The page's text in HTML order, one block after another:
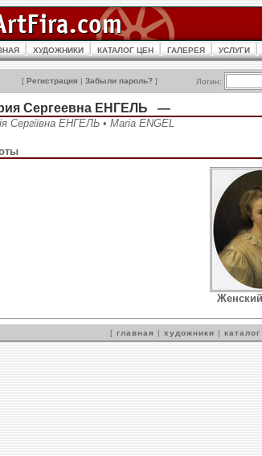
ХУДОЖНИКИ КАТАЛОГ ЦЕН ГАЛЕРЕЯ УСЛУГИ
[ Регистрация | Забыли пароль? ] Логин:
Сергеевна ЕНГЕЛЬ —
Сергіївна ЕНГЕЛЬ • Maria ENGEL
[ главная | художники |